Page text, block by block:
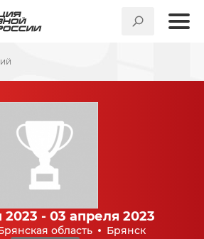
2023 - 03 апреля 2023
область
Брянск